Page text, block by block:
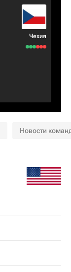
Чехия
Новости